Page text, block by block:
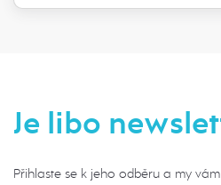
Je libo
Přihlaste se k jeho odběru a my